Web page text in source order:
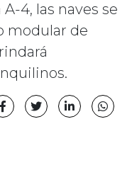
4, las naves se
modular de